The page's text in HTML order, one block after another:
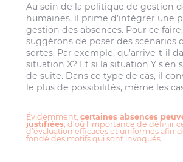
Au sein de la politique de gestion
humaines, il prime d’intégrer une
gestion des absences. Pour ce
suggérons de poser des scénarios
sortes. Par exemple, qu’arrive-t-il
situation X? Et si la situation Y s’en
de suite. Dans ce type de cas, il
le plus de possibilités, même les
Évidemment,certaines absences
justifiées, d’où l’importance de définir
d’évaluation efficaces et uniformes afin
fondé des motifs qui sont invoqués.